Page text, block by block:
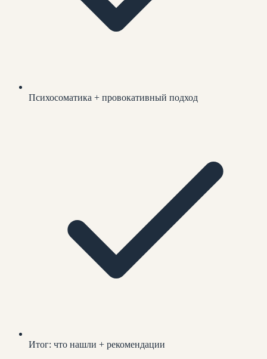
Психосоматика + провокативный подход
Итог: что нашли + рекомендации